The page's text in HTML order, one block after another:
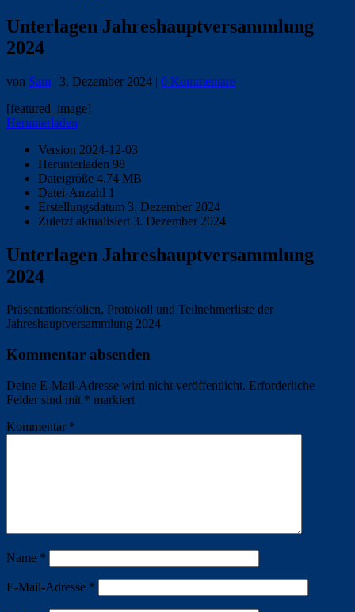
Unterlagen Jahreshauptversammlung
2024
von Sam | 3. Dezember 2024 | 0 Kommentare
[featured_image]
Herunterladen
Version 2024-12-03
Herunterladen 98
Dateigröße 4.74 MB
Datei-Anzahl 1
Erstellungsdatum 3. Dezember 2024
Zuletzt aktualisiert 3. Dezember 2024
Unterlagen Jahreshauptversammlung
2024
Präsentationsfolien, Protokoll und Teilnehmerliste der
Jahreshauptversammlung 2024
Kommentar absenden
Deine E-Mail-Adresse wird nicht veröffentlicht. Erforderliche
Felder sind mit * markiert
Kommentar *
Name *
E-Mail-Adresse *